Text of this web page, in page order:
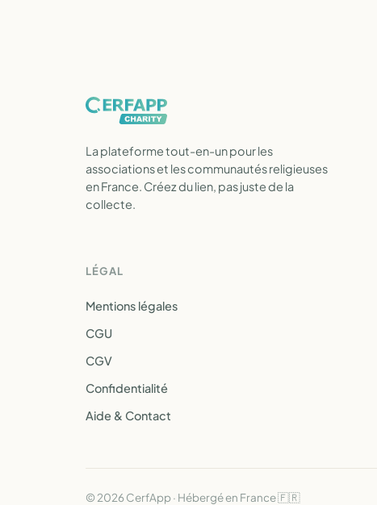
La plateforme tout-en-un pour les
associations et les communautés religieuses
en France. Créez du lien, pas juste de la
collecte.
LÉGAL
Mentions légales
CGU
CGV
Confidentialité
Aide & Contact
© 2026 CerfApp · Hébergé en France 🇫🇷